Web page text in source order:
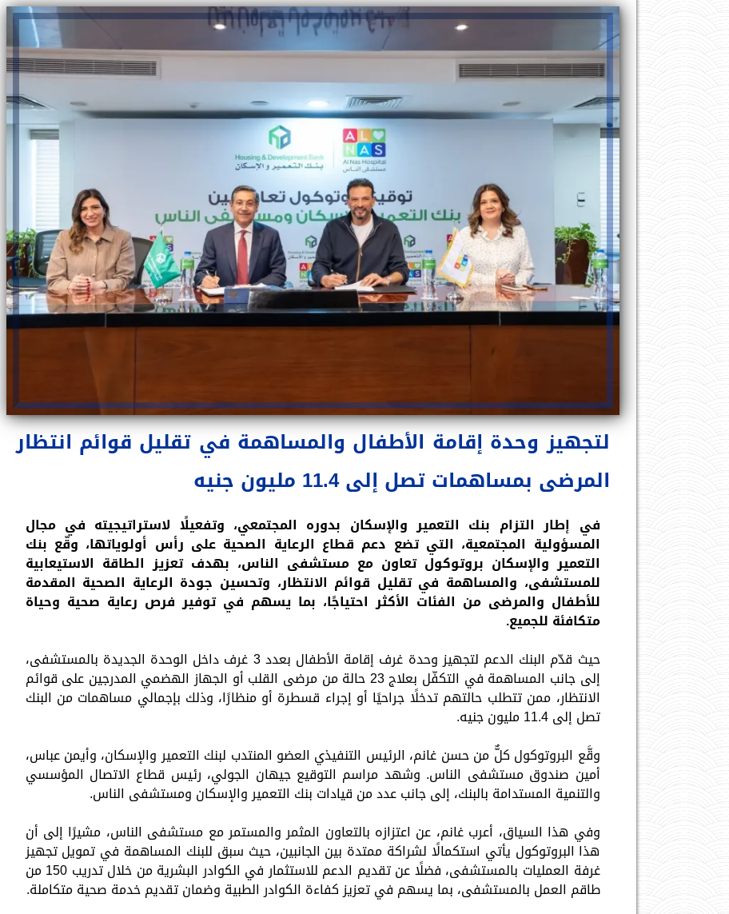
لتجهيز وحدة إقامة الأطفال والمساهمة في تقليل قوائم انتظار
المرضى بمساهمات تصل إلى 11.4 مليون جنيه
في إطار التزام بنك التعمير والإسكان بدوره المجتمعي، وتفعيلًا لاستراتيجيته في مجال
المسؤولية المجتمعية، التي تضع دعم قطاع الرعاية الصحية على رأس أولوياتها، وقّع بنك
التعمير والإسكان بروتوكول تعاون مع مستشفى الناس، بهدف تعزيز الطاقة الاستيعابية
للمستشفى، والمساهمة في تقليل قوائم الانتظار، وتحسين جودة الرعاية الصحية المقدمة
للأطفال والمرضى من الفئات الأكثر احتياجًا، بما يسهم في توفير فرص رعاية صحية وحياة
متكافئة للجميع.
حيث قدّم البنك الدعم لتجهيز وحدة غرف إقامة الأطفال بعدد 3 غرف داخل الوحدة الجديدة بالمستشفى،
إلى جانب المساهمة في التكفّل بعلاج 23 حالة من مرضى القلب أو الجهاز الهضمي المدرجين على قوائم
الانتظار، ممن تتطلب حالتهم تدخلًا جراحيًا أو إجراء قسطرة أو منظارًا، وذلك بإجمالي مساهمات من البنك
تصل إلى 11.4 مليون جنيه.
وقَّع البروتوكول كلٌّ من حسن غانم، الرئيس التنفيذي العضو المنتدب لبنك التعمير والإسكان، وأيمن عباس،
أمين صندوق مستشفى الناس. وشهد مراسم التوقيع جيهان الجولي، رئيس قطاع الاتصال المؤسسي
والتنمية المستدامة بالبنك، إلى جانب عدد من قيادات بنك التعمير والإسكان ومستشفى الناس.
وفي هذا السياق، أعرب غانم، عن اعتزازه بالتعاون المثمر والمستمر مع مستشفى الناس، مشيرًا إلى أن
هذا البروتوكول يأتي استكمالًا لشراكة ممتدة بين الجانبين، حيث سبق للبنك المساهمة في تمويل تجهيز
غرفة العمليات بالمستشفى، فضلًا عن تقديم الدعم للاستثمار في الكوادر البشرية من خلال تدريب 150 من
طاقم العمل بالمستشفى، بما يسهم في تعزيز كفاءة الكوادر الطبية وضمان تقديم خدمة صحية متكاملة.